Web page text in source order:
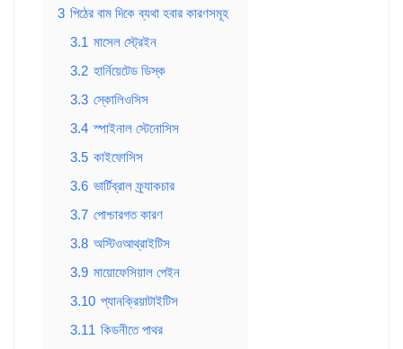
3 পিঠের বাম দিকে ব্যথা হবার কারণসমূহ
3.1 মাসেল স্ট্রেইন
3.2 হার্নিয়েটেড ডিস্ক
3.3 স্কোলিওসিস
3.4 স্পাইনাল স্টেনোসিস
3.5 কাইফোসিস
3.6 ভার্টিব্রাল ফ্র্যাকচার
3.7 পোশ্চারগত কারণ
3.8 অস্টিওআথ্রাইটিস
3.9 মায়োফেসিয়াল পেইন
3.10 প্যানক্রিয়াটাইটিস
3.11 কিডনীতে পাথর